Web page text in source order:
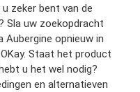
zeker bent van de
Sla uw zoekopdracht
Aubergine opnieuw in
Staat het product
u het wel nodig?
en alternatieven